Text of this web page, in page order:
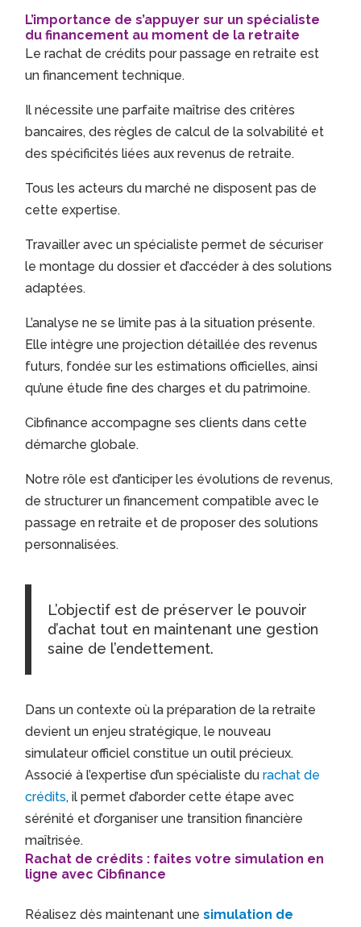
L’importance de s’appuyer sur un spécialiste
du financement au moment de la retraite
Le rachat de crédits pour passage en retraite est
un financement technique.
Il nécessite une parfaite maîtrise des critères
bancaires, des règles de calcul de la solvabilité et
des spécificités liées aux revenus de retraite.
Tous les acteurs du marché ne disposent pas de
cette expertise.
Travailler avec un spécialiste permet de sécuriser
le montage du dossier et d’accéder à des solutions
adaptées.
L’analyse ne se limite pas à la situation présente.
Elle intègre une projection détaillée des revenus
futurs, fondée sur les estimations officielles, ainsi
qu’une étude fine des charges et du patrimoine.
Cibfinance accompagne ses clients dans cette
démarche globale.
Notre rôle est d’anticiper les évolutions de revenus,
de structurer un financement compatible avec le
passage en retraite et de proposer des solutions
personnalisées.
L’objectif est de préserver le pouvoir
d’achat tout en maintenant une gestion
saine de l’endettement.
Dans un contexte où la préparation de la retraite
devient un enjeu stratégique, le nouveau
simulateur officiel constitue un outil précieux.
Associé à l’expertise d’un spécialiste du rachat de
crédits, il permet d’aborder cette étape avec
sérénité et d’organiser une transition financière
maîtrisée.
Rachat de crédits : faites votre simulation en
ligne avec Cibfinance
Réalisez dès maintenant unesimulation de